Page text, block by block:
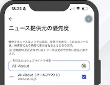
クレイジーケンバン
さん、高橋愛さん、